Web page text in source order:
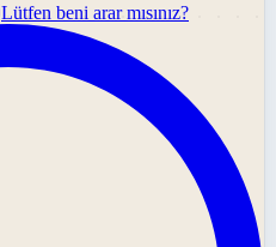
Lütfen beni arar mısınız?